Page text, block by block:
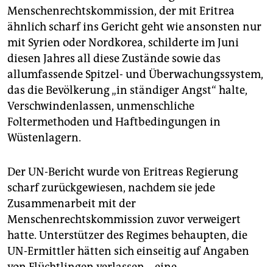
Menschenrechtskommission, der mit Eritrea
ähnlich scharf ins Gericht geht wie ansonsten nur
mit Syrien oder Nordkorea, schilderte im Juni
diesen Jahres all diese Zustände sowie das
allumfassende Spitzel- und Überwachungssystem,
das die Bevölkerung „in ständiger Angst“ halte,
Verschwindenlassen, unmenschliche
Foltermethoden und Haftbedingungen in
Wüstenlagern.
Der UN-Bericht wurde von Eritreas Regierung
scharf zurückgewiesen, nachdem sie jede
Zusammenarbeit mit der
Menschenrechtskommission zuvor verweigert
hatte. Unterstützer des Regimes behaupten, die
UN-Ermittler hätten sich einseitig auf Angaben